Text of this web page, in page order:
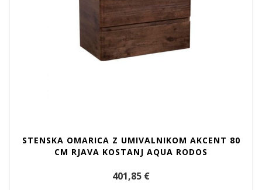
STENSKA OMARICA Z UMIVALNIKOM AKCENT 80
CM RJAVA KOSTANJ AQUA RODOS
401,85 €